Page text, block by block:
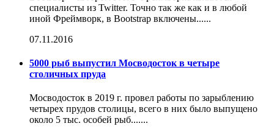
специалисты из Twitter. Точно так же как и в любой
иной Фреймворк, в Bootstrap включены......
07.11.2016
5000 рыб выпустил Мосводосток в четыре
столичных пруда
Мосводосток в 2019 г. провел работы по зарыблению
четырех прудов столицы, всего в них было выпущено
около 5 тыс. особей рыб.......